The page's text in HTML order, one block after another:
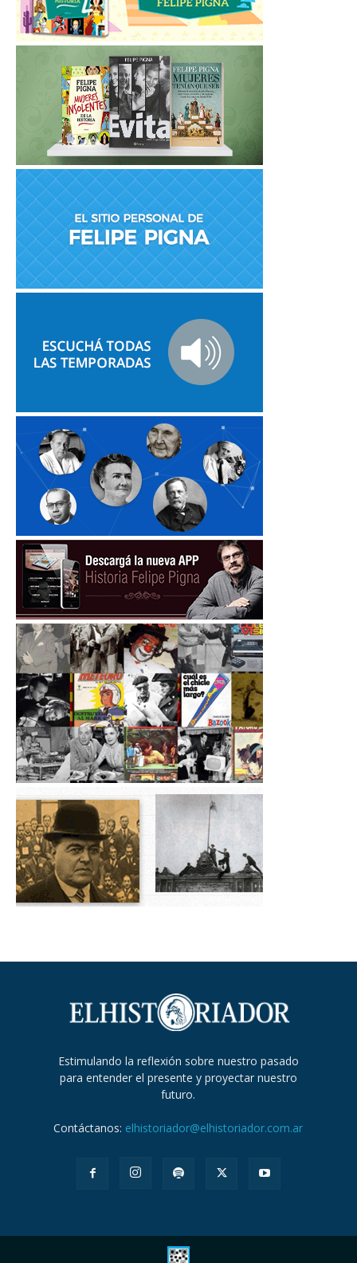
Estimulando la reflexión sobre nuestro pasado
para entender el presente y proyectar nuestro
futuro.
Contáctanos: elhistoriador@elhistoriador.com.ar